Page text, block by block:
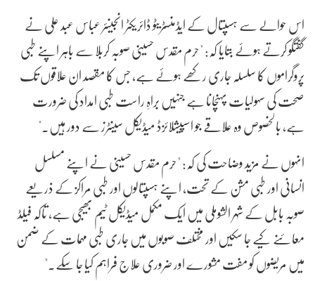
اس حوالے سے ہسپتال کے ایڈمنسٹریٹو ڈائریکٹر انجینئر عباس عبد علی نے
گفتگو کرتے ہوئے بتایا کہ: "حرم مقدس حسینی صوبہ کربلا سے باہر اپنے طبی
پروگراموں کا سلسلہ جاری رکھے ہوئے ہے، جس کا مقصد ان علاقوں تک
صحت کی سہولیات پہنچانا ہے جنہیں براہِ راست طبی امداد کی ضرورت
ہے، بالخصوص وہ علاقے جو اسپیشلائزڈ میڈیکل سینٹرز سے دور ہیں۔"
انہوں نے مزید وضاحت کی کہ: "حرم مقدس حسینی نے اپنے مسلسل
انسانی اور طبی مشن کے تحت، اپنے ہسپتالوں اور طبی مراکز کے ذریعے
صوبہ بابل کے شہر الشوملی میں ایک مکمل میڈیکل ٹیم بھیجی ہے، تاکہ فیلڈ
معائنے کیے جا سکیں اور مختلف صوبوں میں جاری طبی مہمات کے ضمن
میں مریضوں کو مفت مشورے اور ضروری علاج فراہم کیا جا سکے۔"